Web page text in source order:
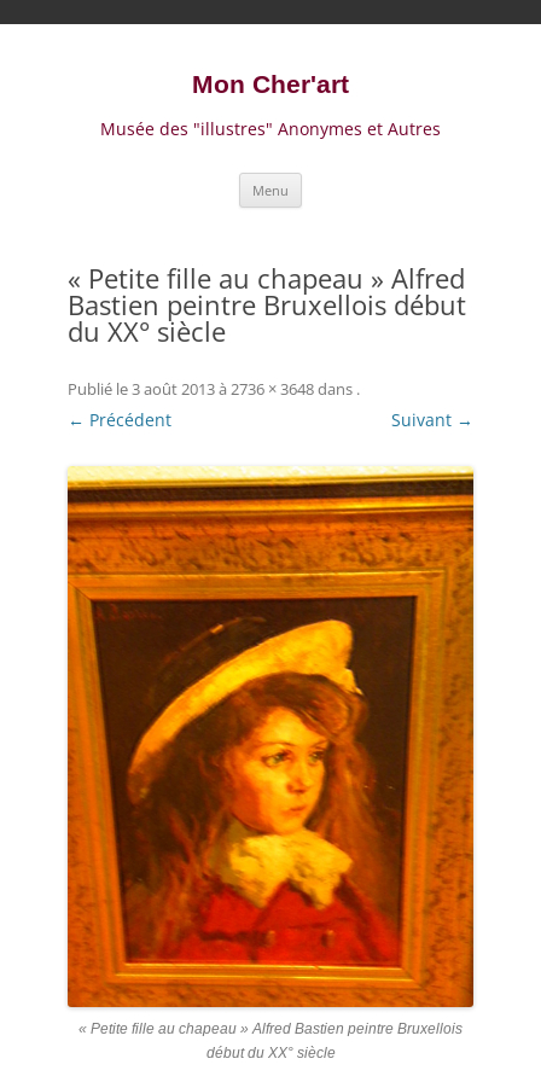
Mon Cher'art
Musée des "illustres" Anonymes et Autres
Menu
u
c
o
n
u
« Petite fille au chapeau » Alfred
Bastien peintre Bruxellois début
du XX° siècle
Publié le3 août 2013à 2736 × 3648dans .
← Précédent Suivant →
« Petite fille au chapeau » Alfred Bastien peintre Bruxellois
début du XX° siècle